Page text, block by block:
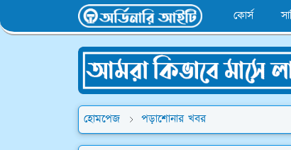
কোর্স
হোমপেজ পড়াশোনার খবর